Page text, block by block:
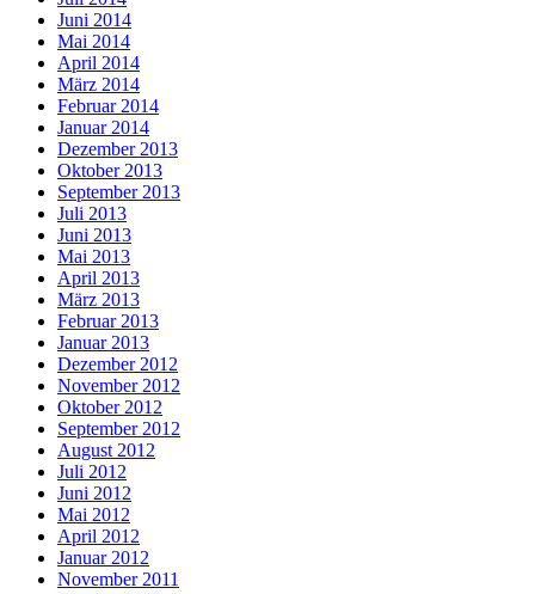
Juni 2014
Mai 2014
April 2014
März 2014
Februar 2014
Januar 2014
Dezember 2013
Oktober 2013
September 2013
Juli 2013
Juni 2013
Mai 2013
April 2013
März 2013
Februar 2013
Januar 2013
Dezember 2012
November 2012
Oktober 2012
September 2012
August 2012
Juli 2012
Juni 2012
Mai 2012
April 2012
Januar 2012
November 2011